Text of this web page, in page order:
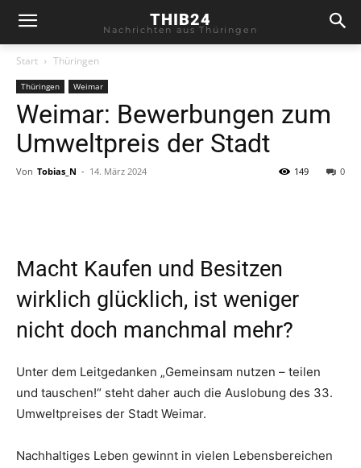
THIB24
Nachrichten aus Thüringen
Start Thüringen
Thüringen Weimar
Weimar: Bewerbungen zum
Umweltpreis der Stadt
Von Tobias_N - 14. März 2024 0
149
Macht Kaufen und Besitzen
wirklich glücklich, ist weniger
nicht doch manchmal mehr?
Unter dem Leitgedanken „Gemeinsam nutzen – teilen
und tauschen!“ steht daher auch die Auslobung des 33.
Umweltpreises der Stadt Weimar.
Nachhaltiges Leben gewinnt in vielen Lebensbereichen